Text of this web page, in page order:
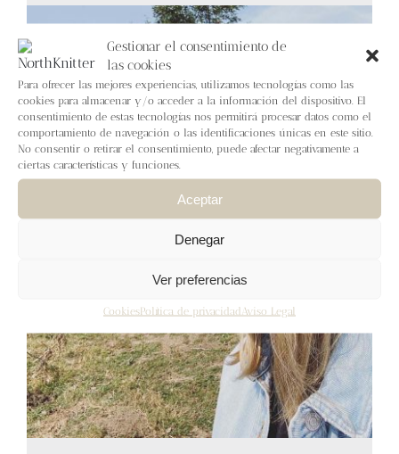
Gestionar el consentimiento de
las cookies
Para ofrecer las mejores experiencias, utilizamos tecnologías como las
cookies para almacenar y/o acceder a la información del dispositivo. El
consentimiento de estas tecnologías nos permitirá procesar datos como el
comportamiento de navegación o las identificaciones únicas en este sitio.
No consentir o retirar el consentimiento, puede afectar negativamente a
ciertas características y funciones.
Aceptar
Denegar
Ver preferencias
CookiesPolítica de privacidad Aviso Legal
Videos
Contacto
Newsletter
Carrito
Mi cuenta